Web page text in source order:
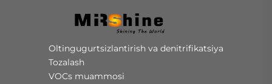
Oltingugurtsizlantirish va denitrifikatsiya
Tozalash
VOCs muammosi